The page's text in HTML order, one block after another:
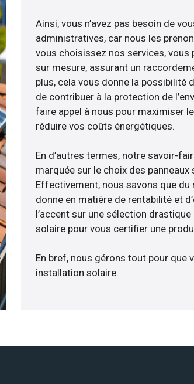
Ainsi, vous n’avez pas besoin de
administratives, car nous les
vous choisissez nos services,
sur mesure, assurant un
plus, cela vous donne la possibilité
de contribuer à la protection de
faire appel à nous pour maximiser
réduire vos coûts énergétiques.
En d’autres termes, notre savoir-
marquée sur le choix des
Effectivement, nous savons que
donne en matière de rentabilité et
l’accent sur une sélection
solaire pour vous certifier une
En bref, nous gérons tout pour que
installation solaire.